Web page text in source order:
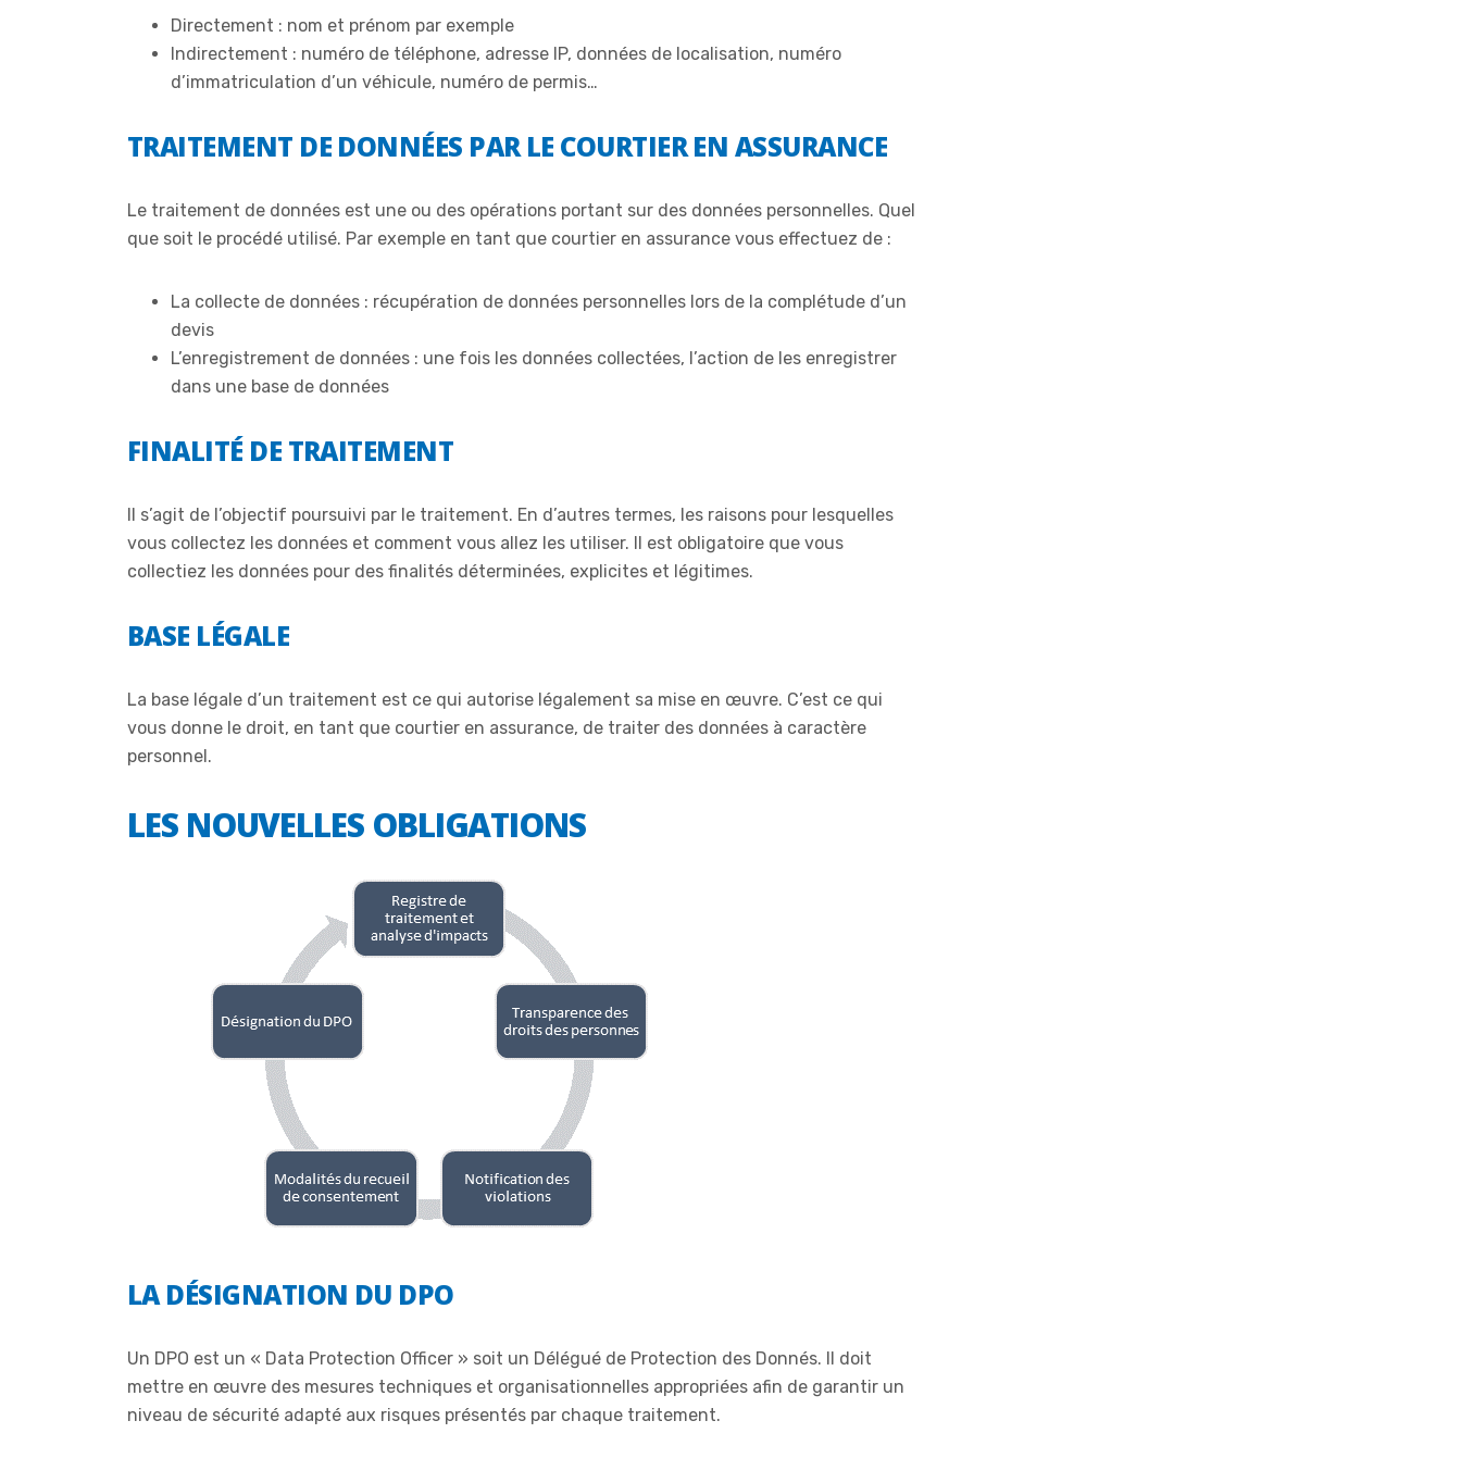
Directement : nom et prénom par exemple
Indirectement : numéro de téléphone, adresse IP, données de localisation, numéro
d’immatriculation d’un véhicule, numéro de permis…
TRAITEMENT DE DONNÉES PAR LE COURTIER EN ASSURANCE
Le traitement de données est une ou des opérations portant sur des données personnelles. Quel
que soit le procédé utilisé. Par exemple en tant que courtier en assurance vous effectuez de :
La collecte de données : récupération de données personnelles lors de la complétude d’un
devis
L’enregistrement de données : une fois les données collectées, l’action de les enregistrer
dans une base de données
FINALITÉ DE TRAITEMENT
Il s’agit de l’objectif poursuivi par le traitement. En d’autres termes, les raisons pour lesquelles
vous collectez les données et comment vous allez les utiliser. Il est obligatoire que vous
collectiez les données pour des finalités déterminées, explicites et légitimes.
BASE LÉGALE
La base légale d’un traitement est ce qui autorise légalement sa mise en œuvre. C’est ce qui
vous donne le droit, en tant que courtier en assurance, de traiter des données à caractère
personnel.
LES NOUVELLES OBLIGATIONS
LA DÉSIGNATION DU DPO
Un DPO est un « Data Protection Officer » soit un Délégué de Protection des Donnés. Il doit
mettre en œuvre des mesures techniques et organisationnelles appropriées afin de garantir un
niveau de sécurité adapté aux risques présentés par chaque traitement.